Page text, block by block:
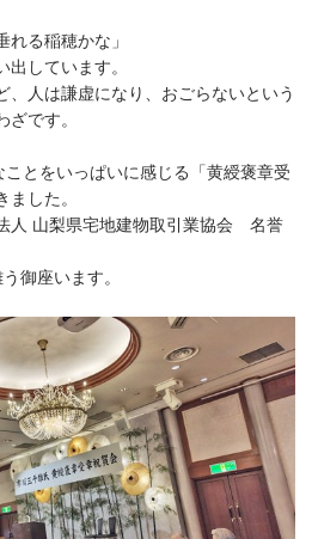
れる稲穂かな」
しています。
、人は謙虚になり、おごらないという
です。
とをいっぱいに感じる「黄綬褒章受
した。
人 山梨県宅地建物取引業協会 名誉
御座います。